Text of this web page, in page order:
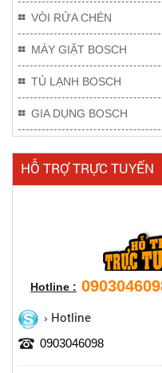
VÒI RỬA CHÉN
MÁY GIẶT BOSCH
TỦ LẠNH BOSCH
GIA DỤNG BOSCH
HỖ TRỢ TRỰC TUYẾN
Hotline :
Hotline
0903046098